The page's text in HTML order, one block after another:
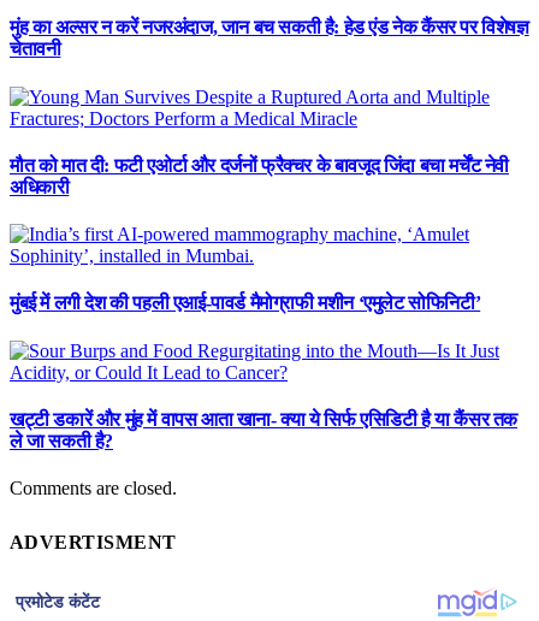
मुंह का अल्सर न करें नजरअंदाज, जान बच सकती है: हेड एंड नेक कैंसर पर विशेषज्ञ
चेतावनी
मौत को मात दी: फटी एओर्टा और दर्जनों फ्रैक्चर के बावजूद जिंदा बचा मर्चेंट नेवी
अधिकारी
मुंबई में लगी देश की पहली एआई-पावर्ड मैमोग्राफी मशीन ‘एमुलेट सोफिनिटी’
खट्टी डकारें और मुंह में वापस आता खाना- क्या ये सिर्फ एसिडिटी है या कैंसर तक
ले जा सकती है?
Comments are closed.
ADVERTISMENT